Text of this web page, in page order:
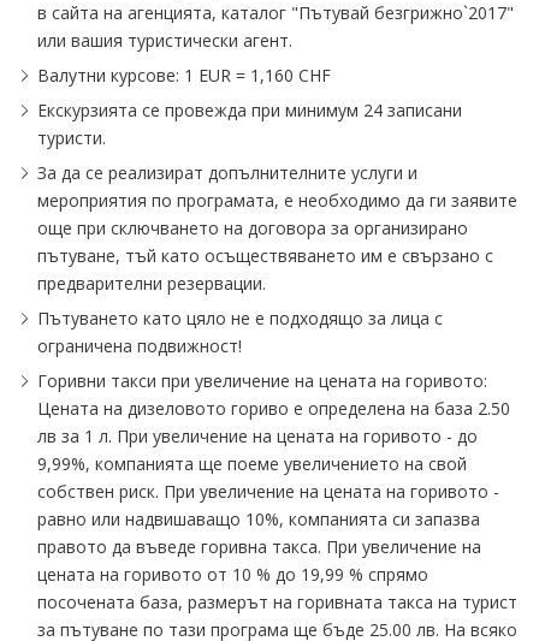
в сайта на агенцията, каталог "Пътувай безгрижно`2017"
или вашия туристически агент.
Валутни курсове: 1 EUR = 1,160 CHF
Екскурзията се провежда при минимум 24 записани
туристи.
За да се реализират допълнителните услуги и
мероприятия по програмата, е необходимо да ги заявите
още при сключването на договора за организирано
пътуване, тъй като осъществяването им е свързано с
предварителни резервации.
Пътуването като цяло не е подходящо за лица с
ограничена подвижност!
Горивни такси при увеличение на цената на горивото:
Цената на дизеловото гориво е определена на база 2.50
лв за 1 л. При увеличение на цената на горивото - до
9,99%, компанията ще поеме увеличението на свой
собствен риск. При увеличение на цената на горивото -
равно или надвишаващо 10%, компанията си запазва
правото да въведе горивна такса. При увеличение на
цената на горивото от 10 % до 19,99 % спрямо
посочената база, размерът на горивната такса на турист
за пътуване по тази програма ще бъде 25.00 лв. На всяко